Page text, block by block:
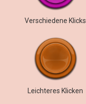
Verschiedene Klicks
Leichteres Klicken